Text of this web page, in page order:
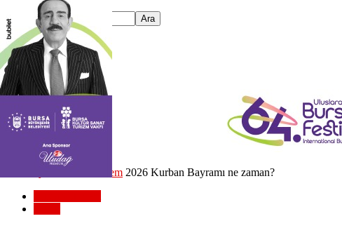
Bursa Gündem 2026 Kurban Bayramı ne zaman?